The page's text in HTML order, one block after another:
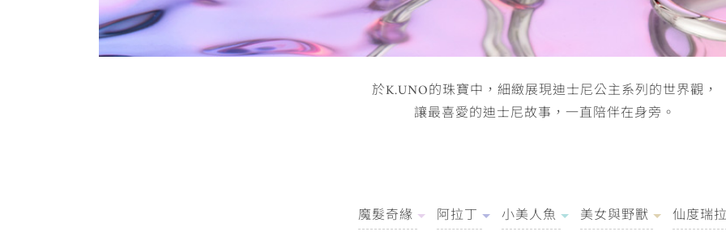
於K.UNO的珠寶中， 細緻展現迪士尼公主系列的世界觀，
讓最喜愛的迪士尼故事，一直陪伴在身旁。
魔髮奇緣 阿拉丁 小美人魚 美女與野獸
仙度瑞